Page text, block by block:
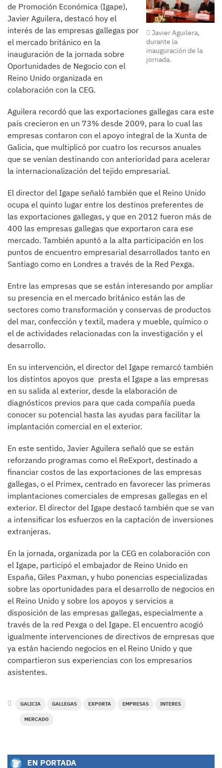
Javier Aguilera,
durante la
inauguración de la
jornada.
de Promoción Económica (Igape),
Javier Aguilera, destacó hoy el
interés de las empresas gallegas por
el mercado británico en la
inauguración de la jornada sobre
Oportunidades de Negocio con el
Reino Unido organizada en
colaboración con la CEG.
Aguilera recordó que las exportaciones gallegas cara este
país crecieron en un 73% desde 2009, para lo cual las
empresas contaron con el apoyo integral de la Xunta de
Galicia, que multiplicó por cuatro los recursos anuales
que se venían destinando con anterioridad para acelerar
la internacionalización del tejido empresarial.
El director del Igape señaló también que el Reino Unido
ocupa el quinto lugar entre los destinos preferentes de
las exportaciones gallegas, y que en 2012 fueron más de
400 las empresas gallegas que exportaron cara ese
mercado. También apuntó a la alta participación en los
puntos de encuentro empresarial desarrollados tanto en
Santiago como en Londres a través de la Red Pexga.
Entre las empresas que se están interesando por ampliar
su presencia en el mercado británico están las de
sectores como transformación y conservas de productos
del mar, confección y textil, madera y mueble, químico o
el de actividades relacionadas con la investigación y el
desarrollo.
En su intervención, el director del Igape remarcó también
los distintos apoyos que presta el Igape a las empresas
en su salida al exterior, desde la elaboración de
diagnósticos previos para que cada compañía pueda
conocer su potencial hasta las ayudas para facilitar la
implantación comercial en el exterior.
En este sentido, Javier Aguilera señaló que se están
reforzando programas como el ReExport, destinado a
financiar costos de las exportaciones de las empresas
gallegas, o el Primex, centrado en favorecer las primeras
implantaciones comerciales de empresas gallegas en el
exterior. El director del Igape destacó también que se van
a intensificar los esfuerzos en la captación de inversiones
extranjeras.
En la jornada, organizada por la CEG en colaboración con
el Igape, participó el embajador de Reino Unido en
España, Giles Paxman, y hubo ponencias especializadas
sobre las oportunidades para el desarrollo de negocios en
el Reino Unido y sobre los apoyos y servicios a
disposición de las empresas gallegas, especialmente a
través de la red Pexga o del Igape. El encuentro acogió
igualmente intervenciones de directivos de empresas que
ya están haciendo negocios en el Reino Unido y que
compartieron sus experiencias con los empresarios
asistentes.
GALICIA GALLEGAS EXPORTA EMPRESAS INTERES
MERCADO
EN PORTADA